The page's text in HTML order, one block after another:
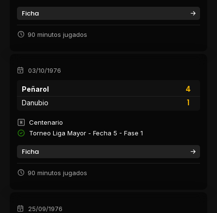
Ficha
90 minutos jugados
03/10/1976
Peñarol
4
1
Danubio
Centenario
Torneo Liga Mayor - Fecha 5 - Fase 1
Ficha
90 minutos jugados
25/09/1976